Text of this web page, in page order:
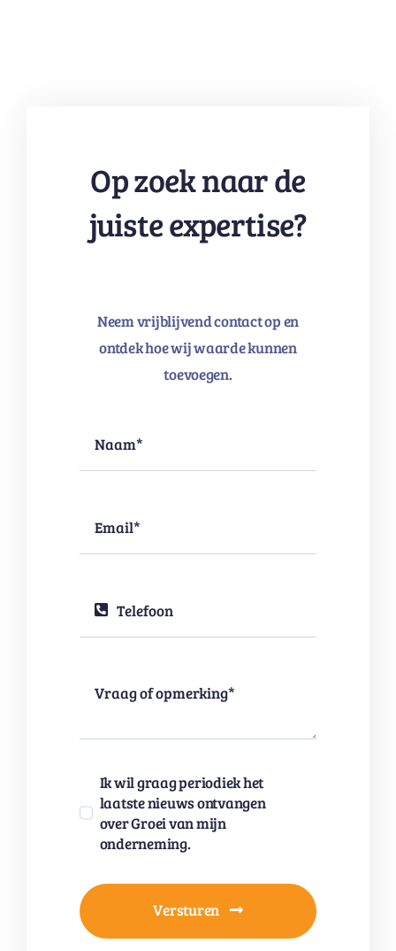
Op zoek naar de
juiste expertise?
Neem vrijblijvend contact op en
ontdek hoe wij waarde kunnen
toevoegen.
Ik wil graag periodiek het
laatste nieuws ontvangen
over Groei van mijn
onderneming.
Versturen